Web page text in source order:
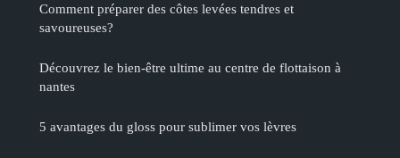
Comment préparer des côtes levées tendres et
savoureuses?
Découvrez le bien-être ultime au centre de flottaison à
nantes
5 avantages du gloss pour sublimer vos lèvres